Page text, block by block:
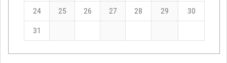
24 25 26 27 28 29 30
31